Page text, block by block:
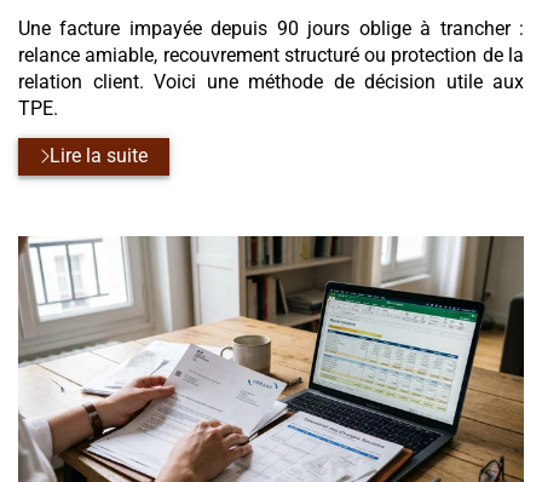
Une facture impayée depuis 90 jours oblige à trancher :
relance amiable, recouvrement structuré ou protection de la
relation client. Voici une méthode de décision utile aux
TPE.
Lire la suite